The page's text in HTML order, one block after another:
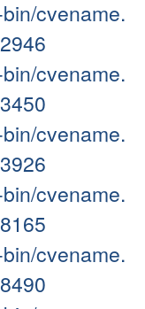
cvename.
cvename.
cvename.
cvename.
cvename.